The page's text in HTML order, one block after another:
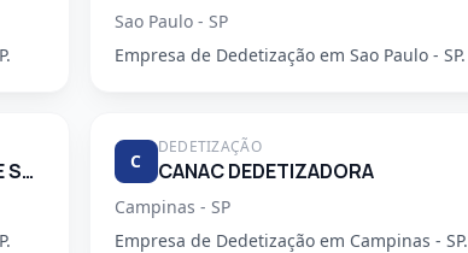
Sao Paulo - SP
Empresa de Dedetização em Sao Paulo - SP.
CAMP PRAGAS DEDETIZADORA E SERVICOS DE LIMPEZA LTDA C
DEDETIZAÇÃO
CANAC DEDETIZADORA
Campinas - SP
Empresa de Dedetização em Campinas - SP.